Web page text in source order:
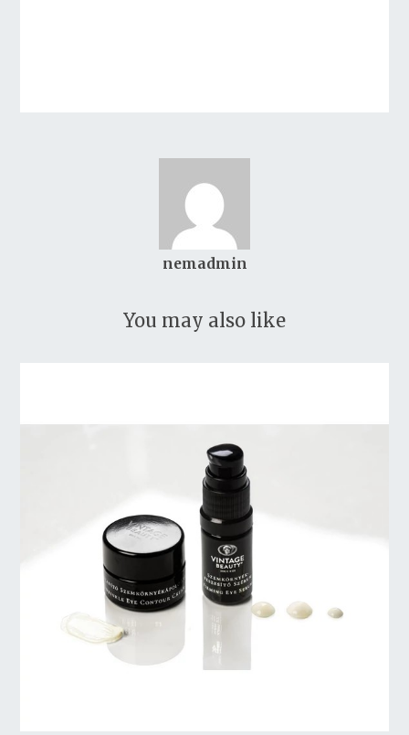
nemadmin
You may also like